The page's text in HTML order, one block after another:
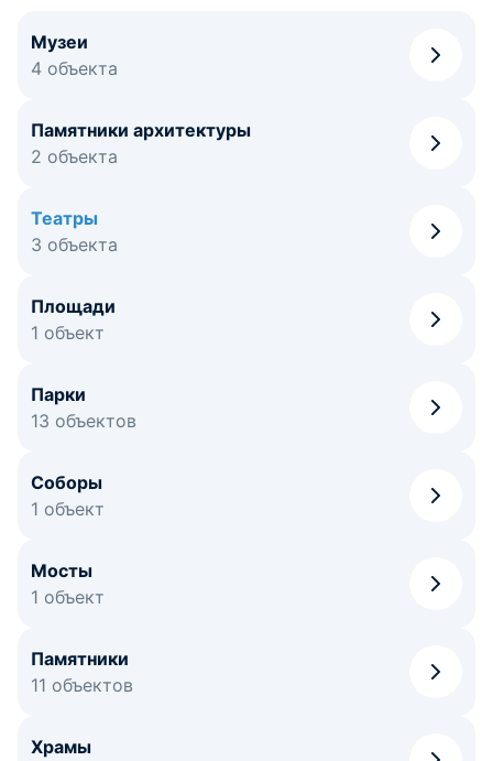
Музеи
4 объекта
Памятники архитектуры
2 объекта
Театры
3 объекта
Площади
1 объект
Парки
13 объектов
Соборы
1 объект
Мосты
1 объект
Памятники
11 объектов
Храмы